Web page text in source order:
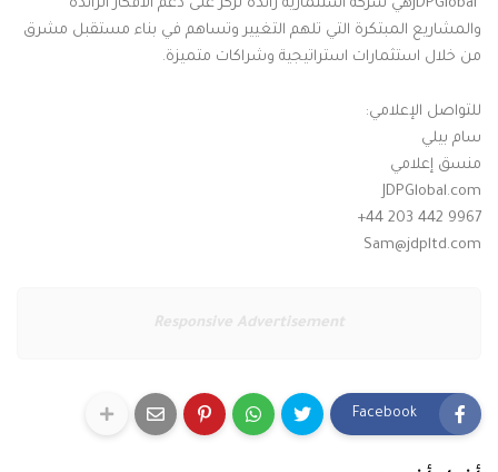
JDPGlobal هي شركة استثمارية رائدة تركز على دعم الأفكار الرائدة
والمشاريع المبتكرة التي تلهم التغيير وتساهم في بناء مستقبل مشرق
من خلال استثمارات استراتيجية وشراكات متميزة.
للتواصل الإعلامي:
سام بيلي
منسق إعلامي
JDPGlobal.com
+44 203 442 9967
Sam@jdpltd.com
Responsive Advertisement
Facebook